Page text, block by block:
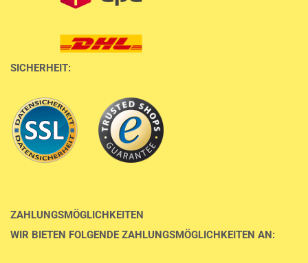
SICHERHEIT:
ZAHLUNGSMÖGLICHKEITEN
WIR BIETEN FOLGENDE ZAHLUNGSMÖGLICHKEITEN AN: